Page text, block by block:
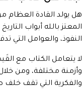
هل يولد القادة العظام
المعتز بالله أبواب
النفوذ، والعوامل التي
لا يتعامل الكتاب مع
وأزمنة مختلفة، ومن
والفكرية التي تقف خلف